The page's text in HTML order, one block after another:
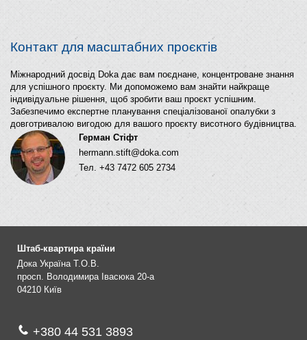
Контакт для масштабних проєктів
Міжнародний досвід Doka дає вам поєднане, концентроване знання
для успішного проєкту. Ми допоможемо вам знайти найкраще
індивідуальне рішення, щоб зробити ваш проєкт успішним.
Забезпечимо експертне планування спеціалізованої опалубки з
довготривалою вигодою для вашого проєкту висотного будівництва.
Герман Стіфт
hermann.stift@doka.com
Тел. +43 7472 605 2734
Штаб-квартира країни
Дока Україна Т.О.В.
просп. Володимира Івасюка 20-а
04210 Київ
+380 44 531 3893